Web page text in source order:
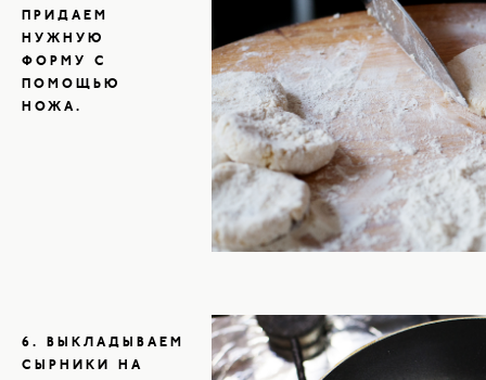
ПРИДАЕМ
НУЖНУЮ
ФОРМУ С
ПОМОЩЬЮ
НОЖА.
6. ВЫКЛАДЫВАЕМ
СЫРНИКИ НА